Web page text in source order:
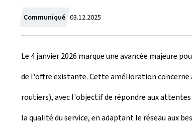
Communiqué C
r
é
e
l
e
03.12.2025
Le 4 janvier 2026 marque une avancée majeure
de l'offre existante. Cette amélioration concerne
routiers), avec l'objectif de répondre aux
la qualité du service, en adaptant le réseau aux